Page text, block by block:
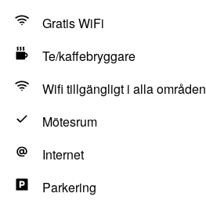
Gratis WiFi
Te/kaffebryggare
Wifi tillgängligt i alla områden
Mötesrum
Internet
Parkering